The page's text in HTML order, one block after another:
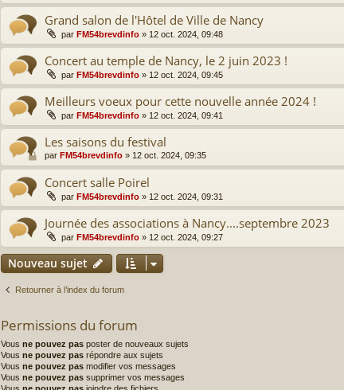
Grand salon de l'Hôtel de Ville de Nancy
par FM54brevdinfo » 12 oct. 2024, 09:48
Concert au temple de Nancy, le 2 juin 2023 !
par FM54brevdinfo » 12 oct. 2024, 09:45
Meilleurs voeux pour cette nouvelle année 2024 !
par FM54brevdinfo » 12 oct. 2024, 09:41
Les saisons du festival
par FM54brevdinfo » 12 oct. 2024, 09:35
Concert salle Poirel
par FM54brevdinfo » 12 oct. 2024, 09:31
Journée des associations à Nancy....septembre 2023
par FM54brevdinfo » 12 oct. 2024, 09:27
Nouveau sujet
Retourner à l’index du forum
Permissions du forum
Vous ne pouvez pas poster de nouveaux sujets
Vous ne pouvez pas répondre aux sujets
Vous ne pouvez pas modifier vos messages
Vous ne pouvez pas supprimer vos messages